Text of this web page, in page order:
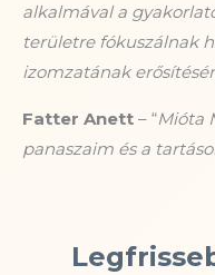
alkalmával a
területre fókuszálnak
izomzatának
Fatter Anett – “Mióta
panaszaim és a